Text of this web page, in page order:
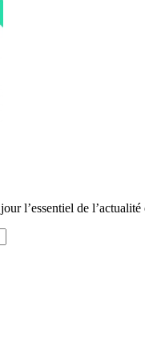
l’essentiel de